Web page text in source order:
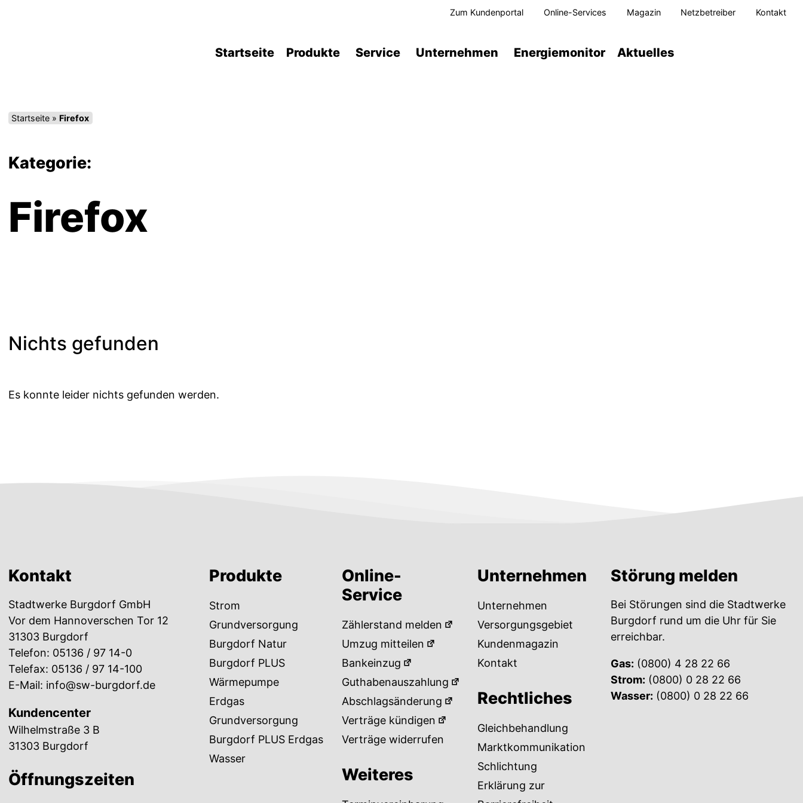
Zum Kundenportal Online-Services Magazin Netzbetreiber Kontakt
Startseite Produkte Service Unternehmen Energiemonitor Aktuelles
Startseite » Firefox
Kategorie:
Firefox
Nichts gefunden
Es konnte leider nichts gefunden werden.
Kontakt
Stadtwerke Burgdorf GmbH
Vor dem Hannoverschen Tor 12
31303 Burgdorf
Telefon: 05136 / 97 14-0
Telefax: 05136 / 97 14-100
E-Mail: info@sw-burgdorf.de
Kundencenter
Wilhelmstraße 3 B
31303 Burgdorf
Öffnungszeiten
Produkte
Strom
Grundversorgung
Burgdorf Natur
Burgdorf PLUS
Wärmepumpe
Erdgas
Grundversorgung
Burgdorf PLUS Erdgas
Wasser
Online-
Service
Zählerstand melden
Umzug mitteilen
Bankeinzug
Guthabenauszahlung
Abschlagsänderung
Verträge kündigen
Verträge widerrufen
Weiteres
Unternehmen
Unternehmen
Versorgungsgebiet
Kundenmagazin
Kontakt
Rechtliches
Gleichbehandlung
Marktkommunikation
Schlichtung
Erklärung zur
Störung melden
Bei Störungen sind die Stadtwerke
Burgdorf rund um die Uhr für Sie
erreichbar.
Gas: (0800) 4 28 22 66
Strom: (0800) 0 28 22 66
Wasser: (0800) 0 28 22 66